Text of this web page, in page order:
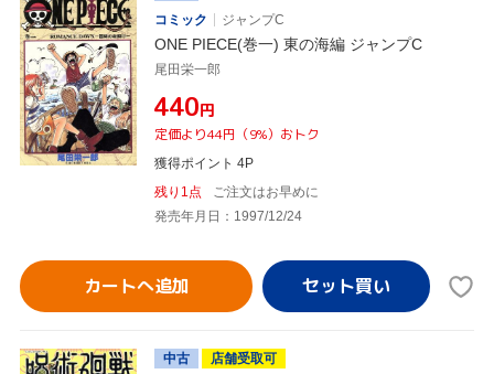
コミック
ジャンプC
ONE PIECE(巻一) 東の海編 ジャンプC
尾田栄一郎
¥440円
定価より44円（9%）おトク
獲得ポイント 4P
残り1点
ご注文はお早めに
発売年月日：1997/12/24
カートへ追加
中古 店舗受取可